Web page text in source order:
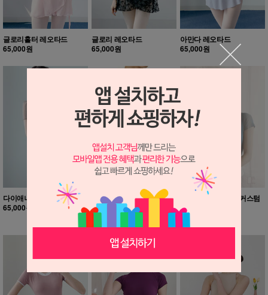
글로리홀터 레오타드
65,000원
글로리 레오타드
65,000원
아만다 레오타드
65,000원
다이애나 레오타드
65,000원
빅토리아 레오타드
60,000원
60,000원
나만의 퍼스널컬러 커스텀
상담 후 결정